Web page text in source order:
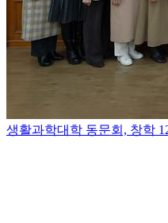
생활과학대학 동문회, 창학